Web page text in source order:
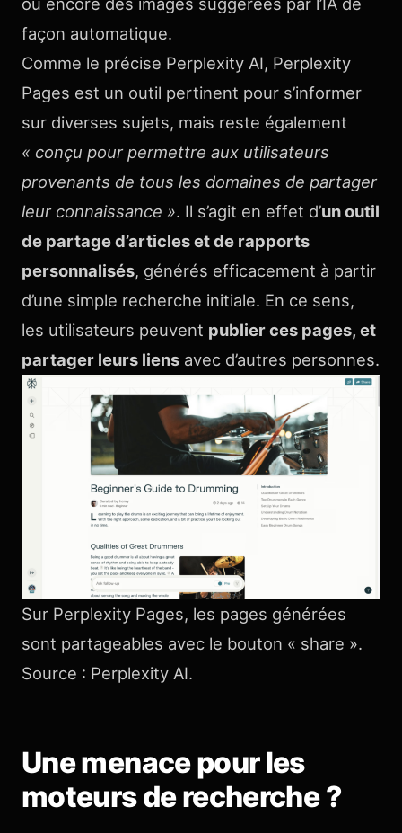
façon automatique.
Comme le précise Perplexity AI, Perplexity
Pages est un outil pertinent pour s’informer
sur diverses sujets, mais reste également
« conçu pour permettre aux utilisateurs
provenants de tous les domaines de partager
leur connaissance ». Il s’agit en effet d’un outil
de partage d’articles et de rapports
personnalisés, générés efficacement à partir
d’une simple recherche initiale. En ce sens,
les utilisateurs peuvent publier ces pages, et
partager leurs liens avec d’autres personnes.
Sur Perplexity Pages, les pages générées
sont partageables avec le bouton « share ».
Source : Perplexity AI.
Une menace pour les
moteurs de recherche ?